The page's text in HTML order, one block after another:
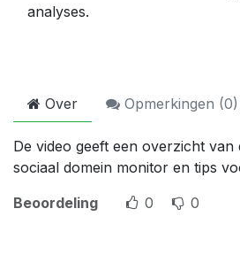
analyses.
Over Opmerkingen (0)
De video geeft een overzicht van
sociaal domein monitor en tips
Beoordeling
0 0